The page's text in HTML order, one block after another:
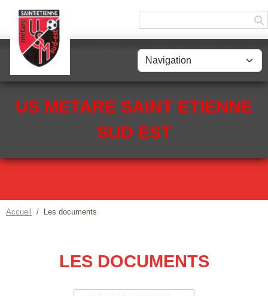
US METARE SAINT ETIENNE
SUD EST
Accueil Les documents
LES DOCUMENTS